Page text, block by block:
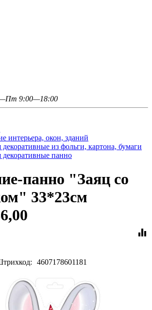
9:00—18:00
интерьера, окон, зданий
из фольги, картона, бумаги
панно
панно "Заяц со
33*23см
equalizer
4607178601181